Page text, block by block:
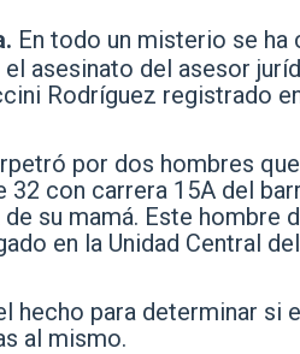
En todo un misterio se ha
asesinato del asesor
Rodríguez registrado
por dos hombres
32 con carrera 15A del
su mamá. Este hombre
en la Unidad Central
hecho para determinar si
al mismo.